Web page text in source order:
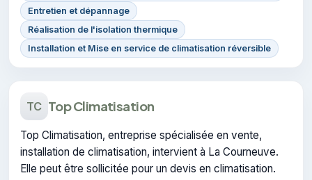
Entretien et dépannage
Réalisation de l'isolation thermique
Installation et Mise en service de climatisation réversible
TC Top Climatisation
Top Climatisation, entreprise spécialisée en vente,
installation de climatisation, intervient à La Courneuve.
Elle peut être sollicitée pour un devis en climatisation.